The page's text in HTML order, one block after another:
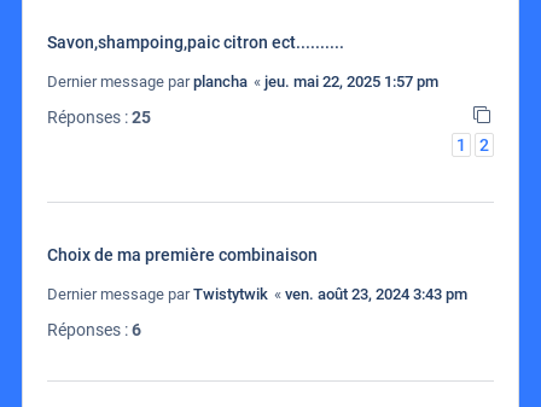
Savon,shampoing,paic citron ect..........
Dernier message parplancha « jeu. mai 22, 2025 1:57 pm
Réponses :25
1
2
Choix de ma première combinaison
Dernier message parTwistytwik « ven. août 23, 2024 3:43 pm
Réponses :6